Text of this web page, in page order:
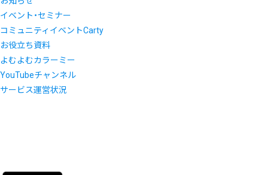
イベント・セミナー
コミュニティイベントCarty
お役立ち資料
よむよむカラーミー
YouTubeチャンネル
サービス運営状況